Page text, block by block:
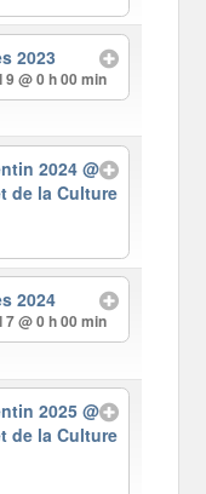
2023
@ 0 h 00 min
2024 @
de la Culture
2024
@ 0 h 00 min
2025 @
de la Culture